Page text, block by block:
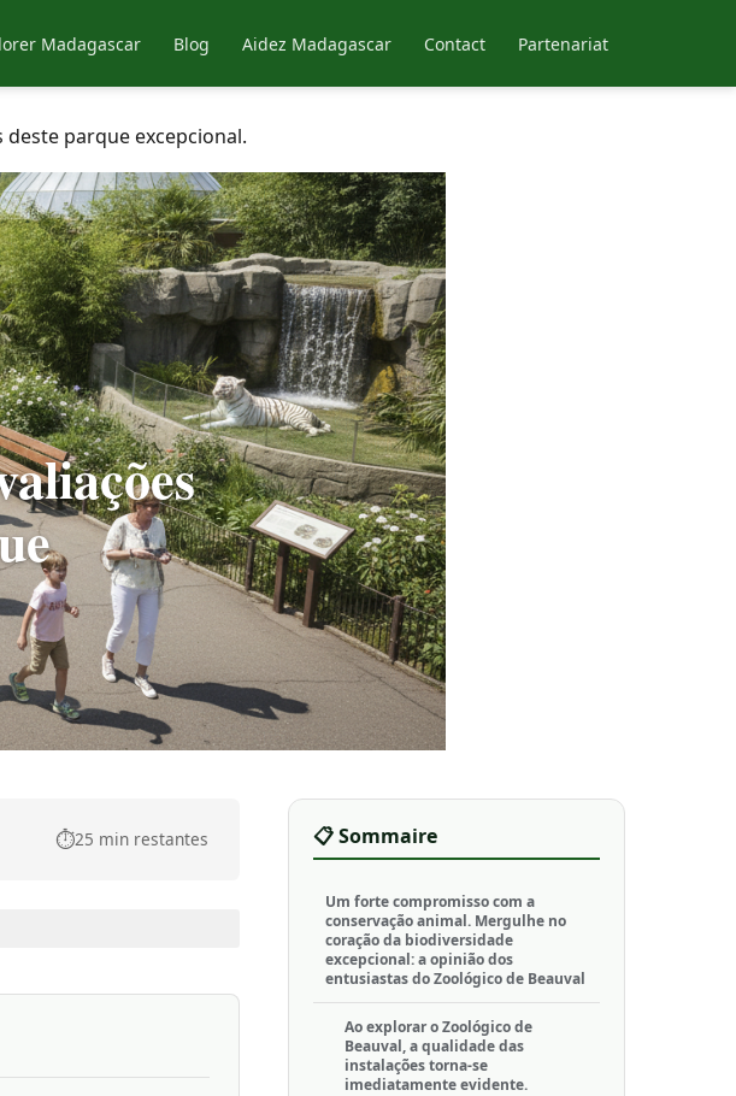
Madagascar Blog Aidez Madagascar Contact Partenariat
parque excepcional.
⏱️25 min restantes 📋 Sommaire
Um forte compromisso com a
conservação animal. Mergulhe no
coração da biodiversidade
excepcional: a opinião dos
entusiastas do Zoológico de Beauval
Ao explorar o Zoológico de
Beauval, a qualidade das
instalações torna-se
imediatamente evidente.